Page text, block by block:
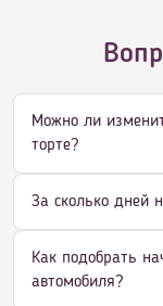
Можно ли
торте?
За сколько дней
Как подобрать
автомобиля?